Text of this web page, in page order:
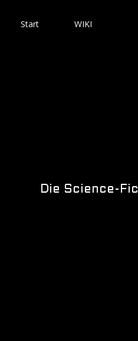
Start WIKI
Die Science-